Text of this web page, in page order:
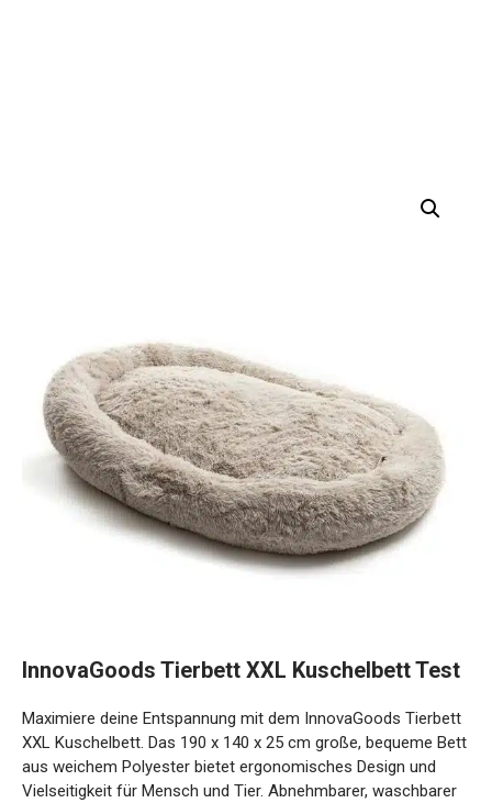
InnovaGoods Tierbett XXL Kuschelbett Test
Maximiere deine Entspannung mit dem InnovaGoods Tierbett
XXL Kuschelbett. Das 190 x 140 x 25 cm große, bequeme Bett
aus weichem Polyester bietet ergonomisches Design und
Vielseitigkeit für Mensch und Tier. Abnehmbarer, waschbarer